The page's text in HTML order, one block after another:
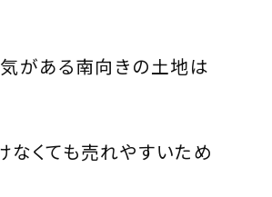
気がある南向きの土地は
なくても売れやすいため